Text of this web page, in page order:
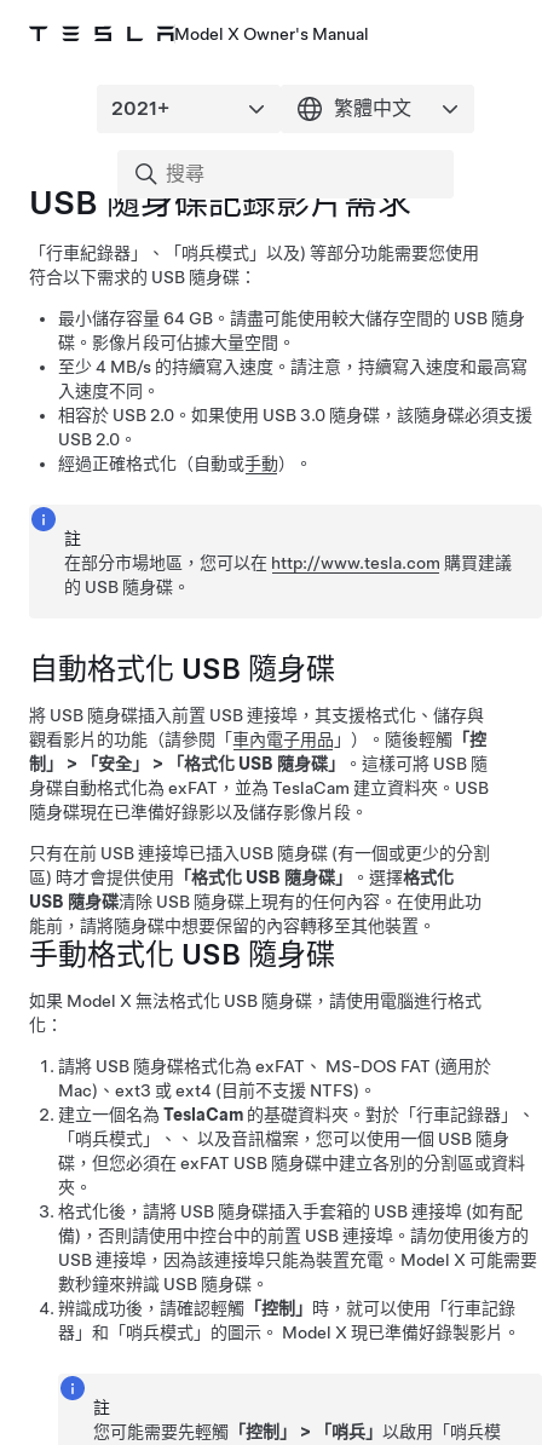
Model X Owner's Manual
USB 隨身碟記錄影片需求
「行車紀錄器」、 「哨兵模式」 以及) 等部分功能需要您使用
符合以下需求的 USB 隨身碟：
最小儲存容量 64 GB。請盡可能使用較大儲存空間的 USB 隨身
碟。影像片段可佔據大量空間。
至少 4 MB/s 的持續寫入速度。請注意，持續寫入速度和最高寫
入速度不同。
相容於 USB 2.0。如果使用 USB 3.0 隨身碟，該隨身碟必須支援
USB 2.0。
經過正確格式化 （自動或手動） 。
註
在部分市場地區，您可以在 http://www.tesla.com 購買建議
的 USB 隨身碟。
自動格式化 USB 隨身碟
將 USB 隨身碟插入前置 USB 連接埠，其支援格式化、儲存與
觀看影片的功能（請參閱
「 車內電子用品 」 ）。隨後輕觸 「控
制」
> 「安全」 > 「格式化 USB 隨身碟」
。這樣可將 USB 隨
身碟自動格式化為 exFAT，並為 TeslaCam 建立資料夾。USB
隨身碟現在已準備好錄影以及儲存影像片段。
只有在前 USB 連接埠已插入USB 隨身碟 (有一個或更少的分割
區) 時才會提供使用
「格式化 USB 隨身碟」 。選擇格式化
USB 隨身碟清除 USB 隨身碟上現有的任何內容。在使用此功
能前，請將隨身碟中想要保留的內容轉移至其他裝置。
手動格式化 USB 隨身碟
如果 Model X 無法格式化 USB 隨身碟，請使用電腦進行格式
化：
請將 USB 隨身碟格式化為 exFAT、 MS-DOS FAT (適用於
Mac)、ext3 或 ext4 (目前不支援 NTFS)。
建立一個名為 TeslaCam 的基礎資料夾。對於「行車記錄器」、
「哨兵模式」
、、 以及音訊檔案，您可以使用一個 USB 隨身
碟，但您必須在 exFAT USB 隨身碟中建立各別的分割區或資料
夾。
格式化後，請將 USB 隨身碟插入手套箱的 USB 連接埠 (如有配
備)，否則請使用中控台中的前置 USB 連接埠。請勿使用後方的
USB 連接埠，因為該連接埠只能為裝置充電。 Model X 可能需要
數秒鐘來辨識 USB 隨身碟。
辨識成功後，請確認輕觸 「控制」
時，就可以使用「行車記錄
器」 和「哨兵模式」 的圖示 。 Model X 現已準備好錄製影片。
註
您可能需要先輕觸 「控制」 > 「哨兵」以啟用「哨兵模